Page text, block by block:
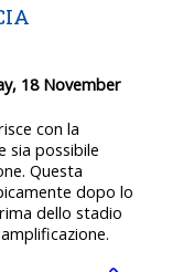
18 November
con la
sia possibile
. Questa
dopo lo
dello stadio